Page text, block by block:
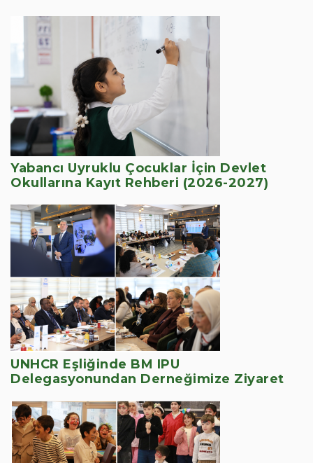
Yabancı Uyruklu Çocuklar İçin Devlet
Okullarına Kayıt Rehberi (2026-2027)
UNHCR Eşliğinde BM IPU
Delegasyonundan Derneğimize Ziyaret